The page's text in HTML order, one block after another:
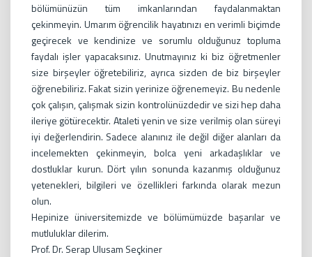
bölümünüzün tüm imkanlarından faydalanmaktan
çekinmeyin. Umarım öğrencilik hayatınızı en verimli biçimde
geçirecek ve kendinize ve sorumlu olduğunuz topluma
faydalı işler yapacaksınız. Unutmayınız ki biz öğretmenler
size birşeyler öğretebiliriz, ayrıca sizden de biz birşeyler
öğrenebiliriz. Fakat sizin yerinize öğrenemeyiz. Bu nedenle
çok çalışın, çalışmak sizin kontrolünüzdedir ve sizi hep daha
ileriye götürecektir. Ataleti yenin ve size verilmiş olan süreyi
iyi değerlendirin. Sadece alanınız ile değil diğer alanları da
incelemekten çekinmeyin, bolca yeni arkadaşlıklar ve
dostluklar kurun. Dört yılın sonunda kazanmış olduğunuz
yetenekleri, bilgileri ve özellikleri farkında olarak mezun
olun.
Hepinize üniversitemizde ve bölümümüzde başarılar ve
mutluluklar dilerim.
Prof. Dr. Serap Ulusam Seçkiner